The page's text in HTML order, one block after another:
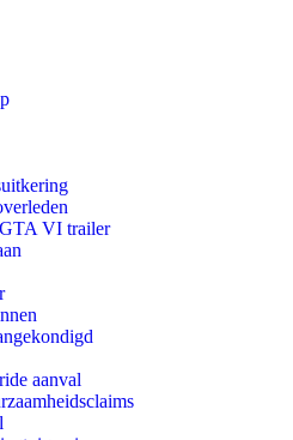
GTA VI trailer
aanval